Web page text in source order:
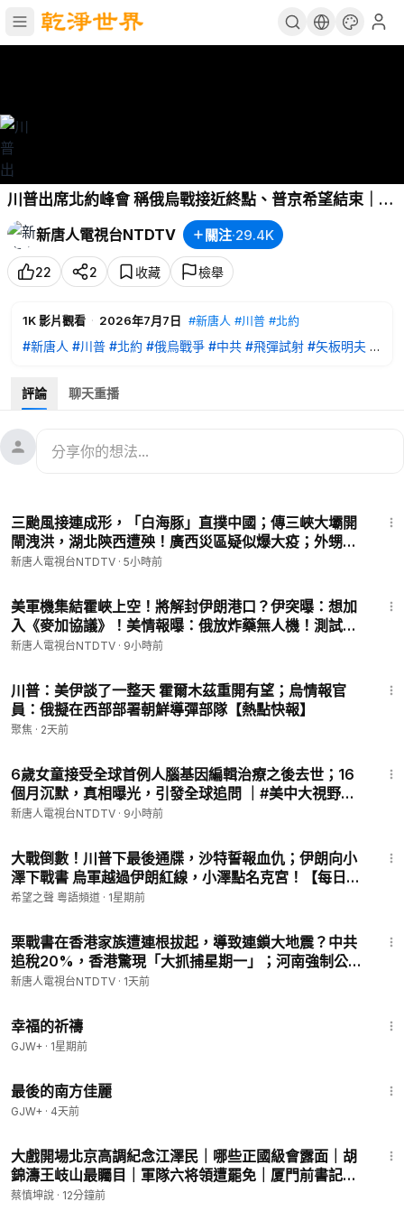
川普出席北約峰會 稱俄烏戰接近終點、普京希望結束｜中
共試射飛彈引國際反彈！美國務院抨擊、北約示警、菲斥
魯莽｜襲擊矢板明夫嫌犯原籍廣東 有共犯、反滲透法加辦
｜國際新聞｜20260707(二)｜新唐人電視台
新唐人電視台NTDTV 關注·29.4K
22 2 收藏 檢舉
1K影片觀看 · 2026年7月7日 #新唐人 #川普 #北約
#新唐人 #川普 #北約 #俄烏戰爭 #中共 #飛彈試射 #矢板明夫 #
川普出席北約峰會 稱俄烏戰接近終點、普京希望結束
中共試射飛彈引國際反彈！美國務院抨擊、北約示警、菲斥魯莽
🔥本節目由普瑞堂「玄寶黑蔘」贊助🔥購滿【普瑞堂】商品滿
🔗點擊訂購👉🏻https://puritang.com📱輸入優惠碼 NTD999，即
可享受全球免費郵寄！
=
🔴點擊可購買👉 https://zh.uhealthtoday.com/discount/NTD99
🎁新唐人電視台專屬優惠碼：NTD999，滿$80減$5
🔥【透視進化論 #立即解凍真相】
https://epochtim.es/nhr74v
「進化論」是定論,還是待驗證的假說❓1700多位科學家,
揭示「進化論」盲點全👊🏻
=
‣‣ 捐助新唐人 ►https://donation.ntdtv.com
‣‣ 商業合作 ► cn.ntdtv@gmail.com
n.html
‣‣ 新唐人官方網站 ►http://www.ntdtv.com
‣‣ 新唐人臉書 ►https://www.facebook.com/NTDChinese/
d=100093087758822&locale=zh_TW
‣‣ 推特 ► https://twitter.com/NTDChinese
‣‣ 電報 ►https://t.me/NTDChinese
評論 聊天重播
三颱風接連成形，「白海豚」直撲中國；傳三峽大壩開
閘洩洪，湖北陝西遭殃！廣西災區疑似爆大疫；外甥女
實名舉報舅舅？中共反腐再鬧笑話；央視自爆「翻
新唐人電視台NTDTV · 5小時前
美軍機集結霍峽上空！將解封伊朗港口？伊突曝：想加
入《麥加協議》！美情報曝：俄放炸藥無人機！測試北
約底線？中共「反腐先鋒」秒落馬！挪威碉堡驚藏中共
新唐人電視台NTDTV · 9小時前
川普：美伊談了一整天 霍爾木茲重開有望；烏情報官
員：俄擬在西部部署朝鮮導彈部隊【熱點快報】
聚焦 · 2天前
6歲女童接受全球首例人腦基因編輯治療之後去世；16
個月沉默，真相曝光，引發全球追問 ｜#美中大視野
08/07/2026 #新唐人
新唐人電視台NTDTV · 9小時前
大戰倒數！川普下最後通牒，沙特誓報血仇；伊朗向小
澤下戰書 烏軍越過伊朗紅線，小澤點名克宮！【每日要
聞】
希望之聲 粵語頻道 · 1星期前
栗戰書在香港家族遭連根拔起，導致連鎖大地震？中共
追稅20%，香港驚現「大抓捕星期一」；河南強制公務
員國企放假，政府徹底破產？洪災席捲中國多省；中共
新唐人電視台NTDTV · 1天前
幸福的祈禱
GJW+ · 1星期前
最後的南方佳麗
GJW+ · 4天前
大戲開場北京高調紀念江澤民｜哪些正國級會露面｜胡
錦濤王岐山最矚目｜軍隊六将領遭罷免｜厦門前書記崔
永輝被帶走｜（20260808第1183期）#熱門話題
蔡慎坤說 · 12分鐘前